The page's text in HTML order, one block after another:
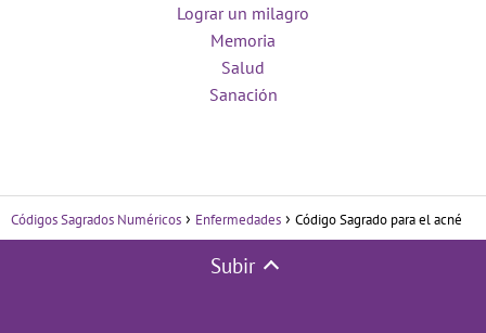
Lograr un milagro
Memoria
Salud
Sanación
Códigos Sagrados Numéricos Enfermedades Código Sagrado para el acné
Subir